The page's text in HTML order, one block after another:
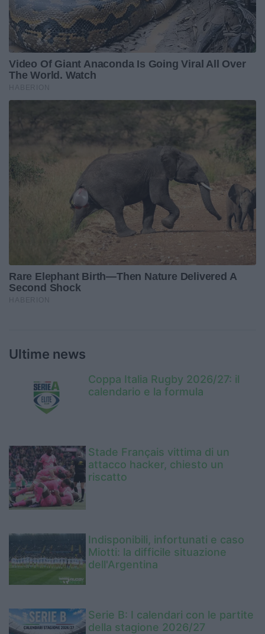
Ultime news
Coppa Italia Rugby 2026/27: il
calendario e la formula
Stade Français vittima di un
attacco hacker, chiesto un
riscatto
Indisponibili, infortunati e caso
Miotti: la difficile situazione
dell'Argentina
Serie B: I calendari con le partite
della stagione 2026/27